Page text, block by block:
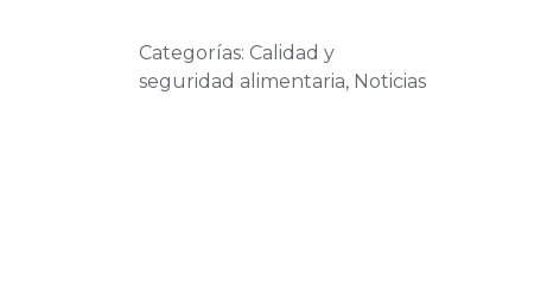
Categorías: Calidad y
seguridad alimentaria, Noticias